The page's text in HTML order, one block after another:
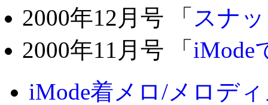
2000年12月号 「 スナ
2000年11月号 「 iMode
iMode着メロ/メロデ